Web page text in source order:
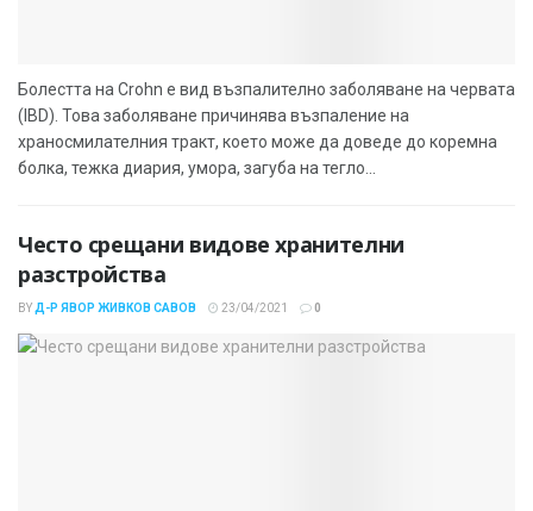
Болестта на Crohn е вид възпалително заболяване на червата
(IBD). Това заболяване причинява възпаление на
храносмилателния тракт, което може да доведе до коремна
болка, тежка диария, умора, загуба на тегло...
Често срещани видове хранителни
разстройства
BY Д-Р ЯВОР ЖИВКОВ САВОВ 23/04/2021 0